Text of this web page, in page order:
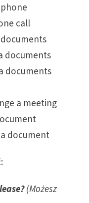
call
documents
documents
a meeting
document
(Możesz